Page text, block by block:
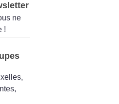
ne
!